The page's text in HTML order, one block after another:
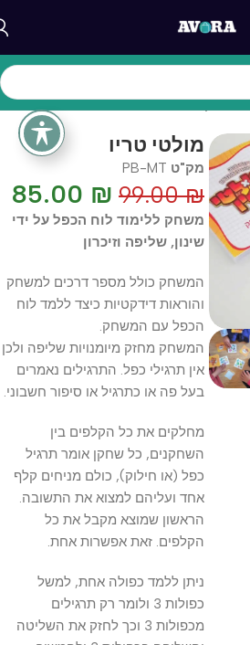
/משחקי לימוד
מולטי טריו
מק"ט PB-MT
99.00₪
85.00 ₪
משחק ללימוד לוח הכפל על ידי
שינון, שליפה וזיכרון
המשחק כולל מספר דרכים למשחק
והוראות דידקטיות כיצד ללמד לוח
הכפל עם המשחק.
המשחק מחזק מיומנויות שליפה ולכן
אין תרגילי כפל. התרגילים נאמרים
בעל פה או כתרגיל או סיפור חשבוני.
מחלקים את כל הקלפים בין
השחקנים, כל שחקן אומר תרגיל
כפל (או חילוק), כולם מניחים קלף
אחד ועליהם למצוא את התשובה.
הראשון שמוצא מקבל את כל
הקלפים. זאת אפשרות אחת.
ניתן ללמד כפולה אחת, למשל
כפולות 3 ולומר רק תרגילים
מכפולות 3 וכך לחזק את השליטה